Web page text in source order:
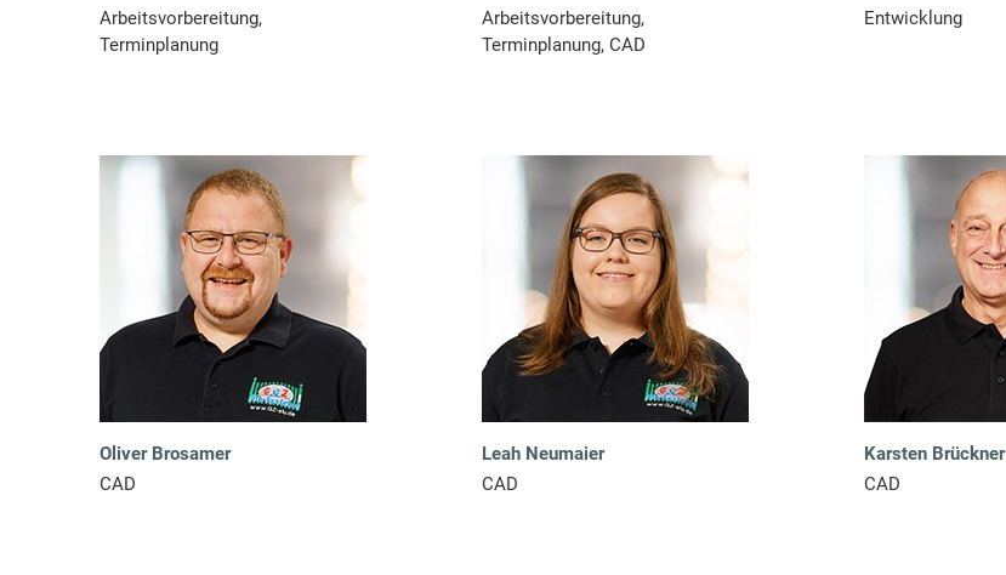
Arbeitsvorbereitung,
Terminplanung
Arbeitsvorbereitung,
Terminplanung, CAD
Entwicklung
Oliver Brosamer
CAD
Leah Neumaier
CAD
Karsten Brückner
CAD